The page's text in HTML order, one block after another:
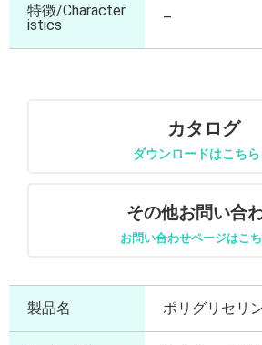
特徴/Character
istics
–
カタログ
ダウンロードはこちら
その他お問い合
お問い合わせページはこ
製品名 ポリグリセリ